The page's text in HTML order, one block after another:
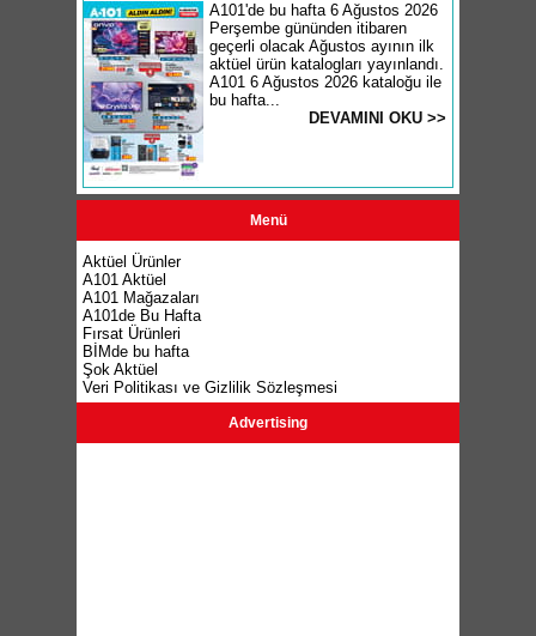
A101'de bu hafta 6 Ağustos 2026
Perşembe gününden itibaren
geçerli olacak Ağustos ayının ilk
aktüel ürün katalogları yayınlandı.
A101 6 Ağustos 2026 kataloğu ile
bu hafta...
DEVAMINI OKU >>
Menü
Aktüel Ürünler
A101 Aktüel
A101 Mağazaları
A101de Bu Hafta
Fırsat Ürünleri
BİMde bu hafta
Şok Aktüel
Veri Politikası ve Gizlilik Sözleşmesi
Advertising